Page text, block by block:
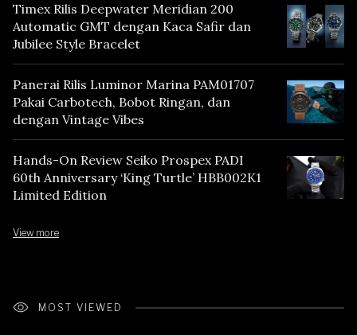
Timex Rilis Deepwater Meridian 200
Automatic GMT dengan Kaca Safir dan
Jubilee Style Bracelet
Panerai Rilis Luminor Marina PAM01707
Pakai Carbotech, Bobot Ringan, dan
dengan Vintage Vibes
Hands-On Review Seiko Prospex PADI
60th Anniversary ‘King Turtle’ HBB002K1
Limited Edition
View more
MOST VIEWED